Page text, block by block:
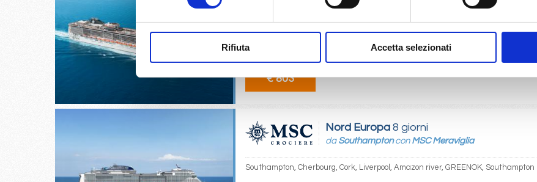
Rifiuta Accetta selezionati
daWarnemünde MSC Splendida
Warnemünde, Sandnes Norway, Bergen, Kristiansand, Oslo, Copenhagen,
03/09/2028
€ 803
Nord Europa 8 giorni
da Southamptoncon MSC Meraviglia
Southampton, Cherbourg, Cork, Liverpool, Amazon river, GREENOK, Southampton